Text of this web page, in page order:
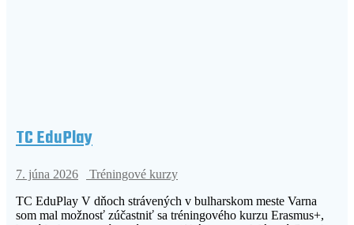
TC EduPlay
7. júna 2026
Tréningové kurzy
TC EduPlay V dňoch strávených v bulharskom meste Varna
som mal možnosť zúčastniť sa tréningového kurzu Erasmus+,